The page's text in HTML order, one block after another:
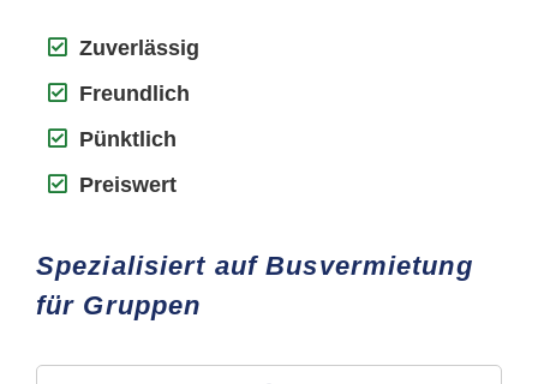
Zuverlässig
Freundlich
Pünktlich
Preiswert
Spezialisiert auf Busvermietung
für Gruppen